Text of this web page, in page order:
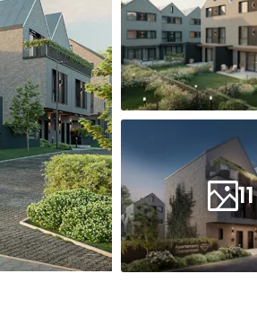
11